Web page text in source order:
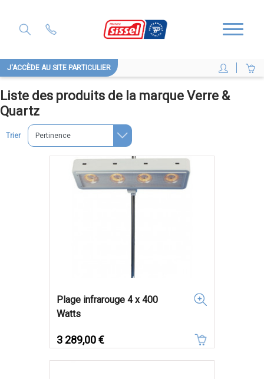
J'ACCÈDE AU SITE PARTICULIER
Liste des produits de la marque Verre &
Quartz
Trier
Plage infrarouge 4 x 400
Watts
Prix
3 289,00 €